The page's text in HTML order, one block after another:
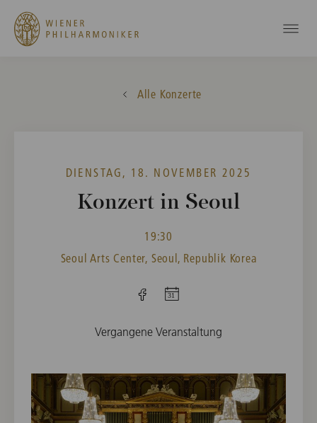
Alle Konzerte
DIENSTAG, 18. NOVEMBER 2025
Konzert in Seoul
19:30
Seoul Arts Center, Seoul, Republik Korea
Vergangene Veranstaltung